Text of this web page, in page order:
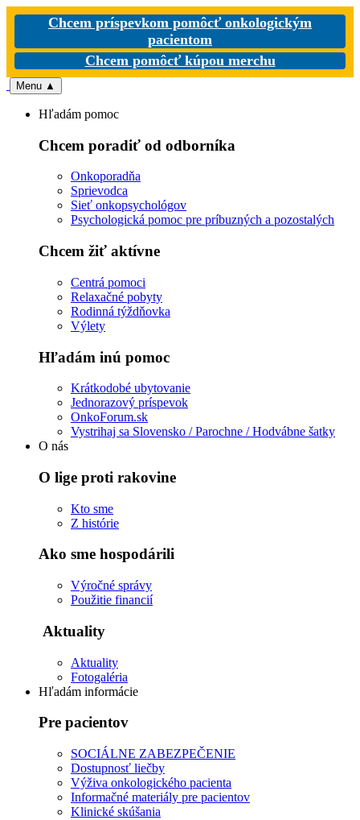
Chcem príspevkom pomôcť onkologickým
pacientom
Chcem pomôcť kúpou merchu
Menu ▲
Hľadám pomoc
Chcem poradiť od odborníka
Onkoporadňa
Sprievodca
Sieť onkopsychológov
Psychologická pomoc pre príbuzných a pozostalých
Chcem žiť aktívne
Centrá pomoci
Relaxačné pobyty
Rodinná týždňovka
Výlety
Hľadám inú pomoc
Krátkodobé ubytovanie
Jednorazový príspevok
OnkoForum.sk
Vystrihaj sa Slovensko / Parochne / Hodvábne šatky
O nás
O lige proti rakovine
Kto sme
Z histórie
Ako sme hospodárili
Výročné správy
Použitie financií
Aktuality
Aktuality
Fotogaléria
Hľadám informácie
Pre pacientov
SOCIÁLNE ZABEZPEČENIE
Dostupnosť liečby
Výživa onkologického pacienta
Informačné materiály pre pacientov
Klinické skúšania